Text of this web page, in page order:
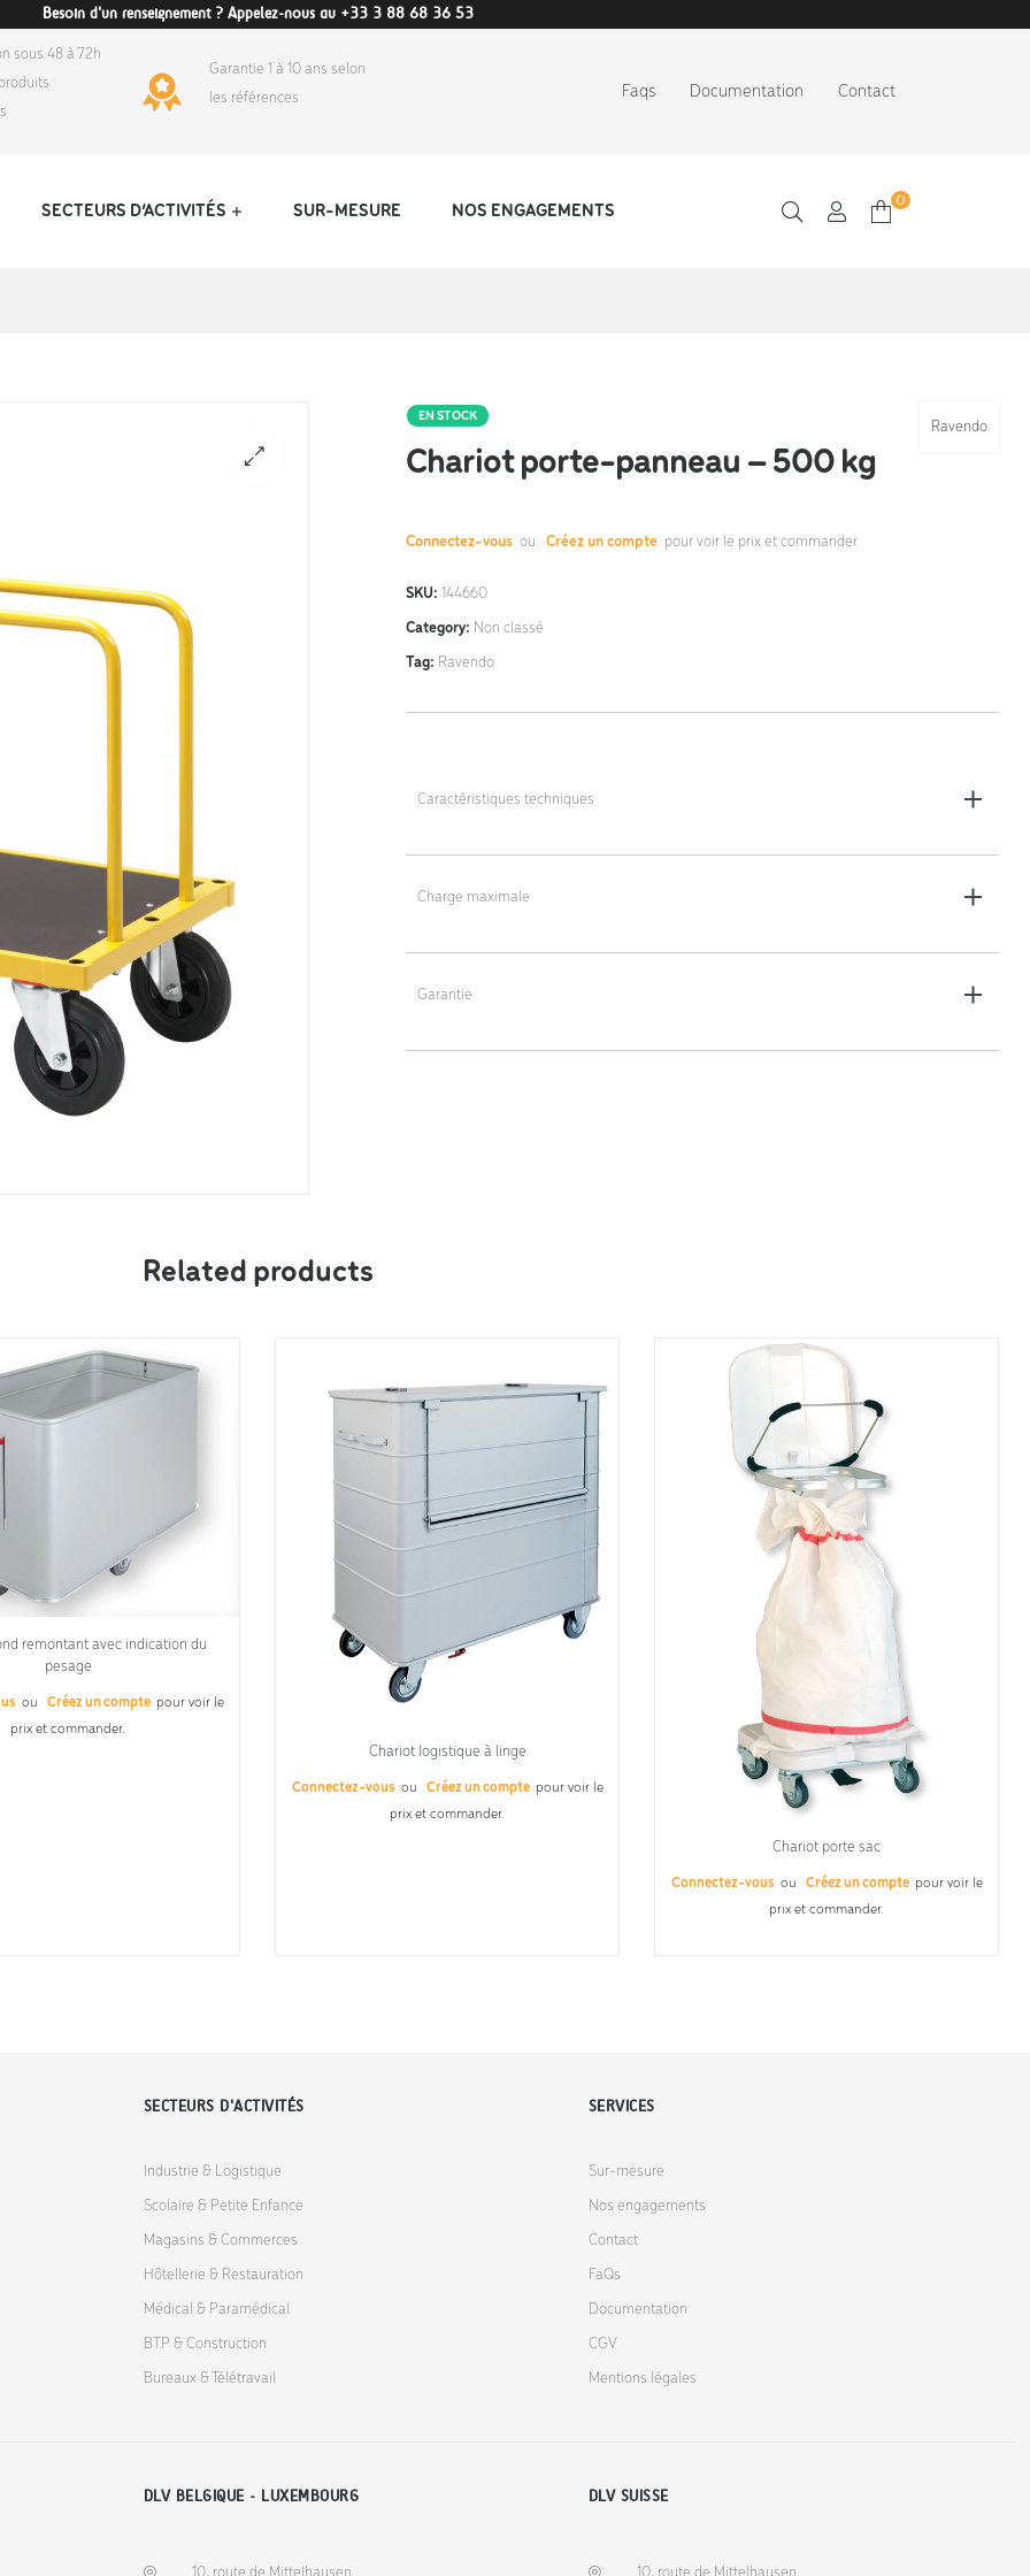
Besoin d'un renseignement ? Appelez-nous au +33 3 88 68 36 53
sous 48 à 72h
Garantie 1 à 10 ans selon
les références
Faqs Documentation Contact
SECTEURS D’ACTIVITÉS SUR-MESURE NOS ENGAGEMENTS
0
Ravendo
EN STOCK
Chariot porte-panneau – 500 kg
Connectez-vous ou Créez un compte pour voir le prix et commander.
SKU: 144660
Category: Non classé
Tag: Ravendo
Caractéristiques techniques
Dimensions : 100 x 60 x 94,5 cm
Charge maximale
500 kg
Garantie
5 ans
Related products
remontant avec indication du
pesage
ou Créez un compte pour voir le
prix et commander.
Chariot logistique à linge
Connectez-vous ou Créez un compte pour voir le
prix et commander.
Chariot porte sac
Connectez-vous ou Créez un compte pour voir le
prix et commander.
SECTEURS D'ACTIVITÉS
Industrie & Logistique
Scolaire & Petite Enfance
Magasins & Commerces
Hôtellerie & Restauration
Médical & Paramédical
BTP & Construction
Bureaux & Télétravail
SERVICES
Sur-mesure
Nos engagements
Contact
FaQs
Documentation
CGV
Mentions légales
DLV BELGIQUE - LUXEMBOURG DLV SUISSE